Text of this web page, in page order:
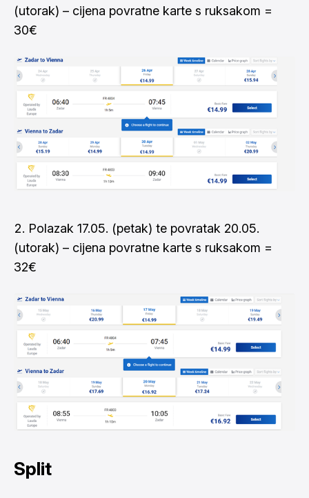
(utorak) – cijena povratne karte s ruksakom =
30€
Polazak 17.05. (petak) te povratak 20.05.
(utorak) – cijena povratne karte s ruksakom =
32€
Split